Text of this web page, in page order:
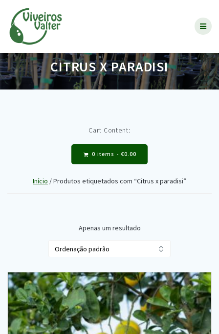
CITRUS X PARADISI
Cart Content:
0 items - €0.00
Início / Produtos etiquetados com “Citrus x paradisi”
Apenas um resultado